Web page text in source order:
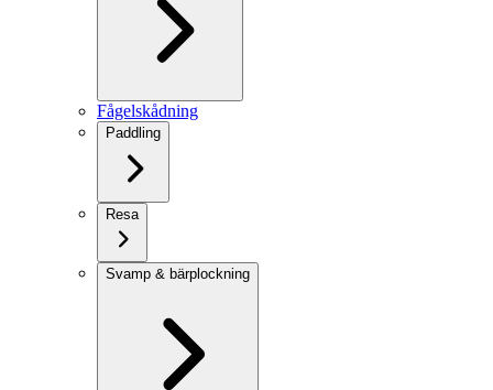
Fågelskådning
Paddling
Resa
Svamp & bärplockning